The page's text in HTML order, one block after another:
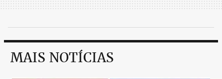
MAIS NOTÍCIAS